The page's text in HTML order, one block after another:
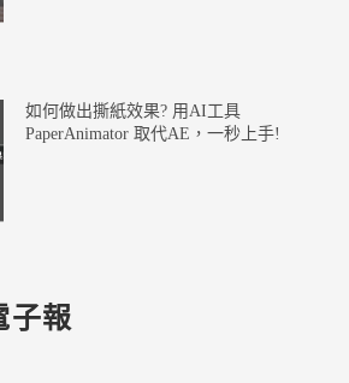
如何做出撕紙效果? 用AI工具
PaperAnimator 取代AE，一秒上手!
子報